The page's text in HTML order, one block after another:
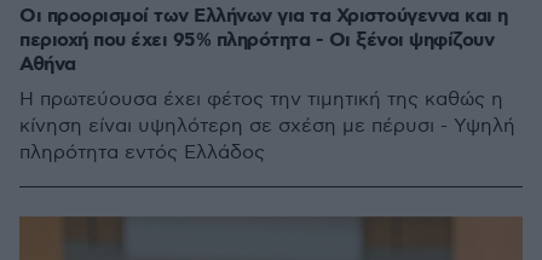
Οι προορισμοί των Ελλήνων για τα Χριστούγεννα και η
περιοχή που έχει 95% πληρότητα - Οι ξένοι ψηφίζουν
Αθήνα
Η πρωτεύουσα έχει φέτος την τιμητική της καθώς η
κίνηση είναι υψηλότερη σε σχέση με πέρυσι - Υψηλή
πληρότητα εντός Ελλάδος